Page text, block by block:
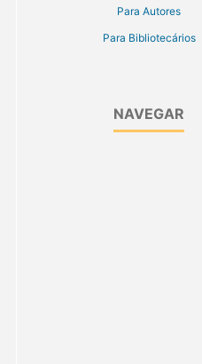
Para Autores
Para Bibliotecários
NAVEGAR